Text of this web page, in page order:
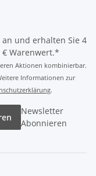
und erhalten Sie 4
Warenwert.*
Aktionen kombinierbar.
Informationen zur
.
Newsletter
Abonnieren